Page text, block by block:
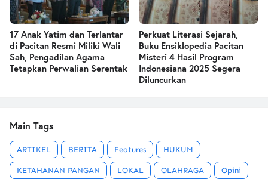
17 Anak Yatim dan Terlantar
di Pacitan Resmi Miliki Wali
Sah, Pengadilan Agama
Tetapkan Perwalian Serentak
Perkuat Literasi Sejarah,
Buku Ensiklopedia Pacitan
Misteri 4 Hasil Program
Indonesiana 2025 Segera
Diluncurkan
Main Tags
ARTIKEL BERITA Features HUKUM
KETAHANAN PANGAN LOKAL OLAHRAGA Opini